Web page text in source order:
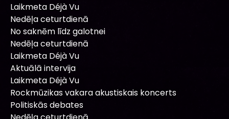
Laikmeta Déjà Vu
Nedēļa ceturtdienā
No saknēm līdz galotnei
Nedēļa ceturtdienā
Laikmeta Déjà Vu
Aktuālā intervija
Laikmeta Déjà Vu
Rockmūzikas vakara akustiskais koncerts
Politiskās debates